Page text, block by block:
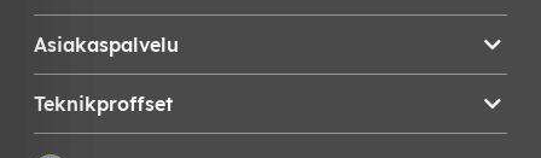
Asiakaspalvelu
Teknikproffset